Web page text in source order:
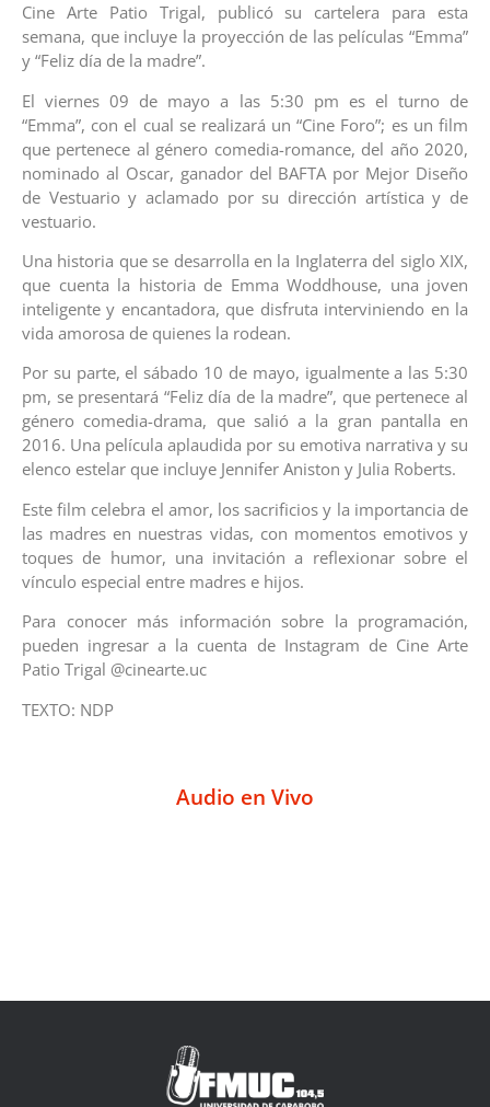
Cine Arte Patio Trigal, publicó su cartelera para esta
semana, que incluye la proyección de las películas “Emma”
y “Feliz día de la madre”.
El viernes 09 de mayo a las 5:30 pm es el turno de
“Emma”, con el cual se realizará un “Cine Foro”; es un film
que pertenece al género comedia-romance, del año 2020,
nominado al Oscar, ganador del BAFTA por Mejor Diseño
de Vestuario y aclamado por su dirección artística y de
vestuario.
Una historia que se desarrolla en la Inglaterra del siglo XIX,
que cuenta la historia de Emma Woddhouse, una joven
inteligente y encantadora, que disfruta interviniendo en la
vida amorosa de quienes la rodean.
Por su parte, el sábado 10 de mayo, igualmente a las 5:30
pm, se presentará “Feliz día de la madre”, que pertenece al
género comedia-drama, que salió a la gran pantalla en
2016. Una película aplaudida por su emotiva narrativa y su
elenco estelar que incluye Jennifer Aniston y Julia Roberts.
Este film celebra el amor, los sacrificios y la importancia de
las madres en nuestras vidas, con momentos emotivos y
toques de humor, una invitación a reflexionar sobre el
vínculo especial entre madres e hijos.
Para conocer más información sobre la programación,
pueden ingresar a la cuenta de Instagram de Cine Arte
Patio Trigal @cinearte.uc
TEXTO: NDP
Audio en Vivo